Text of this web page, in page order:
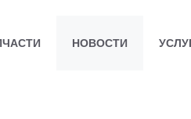
НОВОСТИ